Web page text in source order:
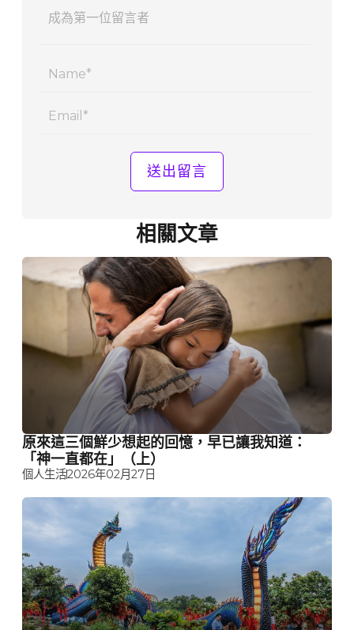
相關文章
原來這三個鮮少想起的回憶，早已讓我知道：
「神一直都在」（上）
個人生活2026年02月27日